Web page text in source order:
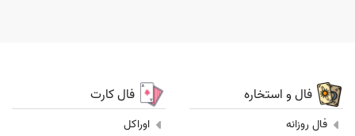
فال و استخاره
فال روزانه
فال کارت
اوراکل